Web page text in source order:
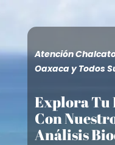
Atención
Oaxaca y Todos
Explora Tu
Con
Análisis